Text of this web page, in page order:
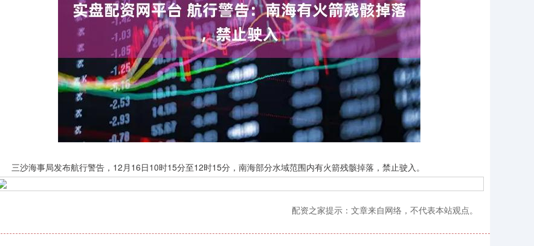
三沙海事局发布航行警告，12月16日10时15分至12时15分，南海部分水域范围内有火箭残骸掉落，禁止驶入。
配资之家提示：文章来自网络，不代表本站观点。